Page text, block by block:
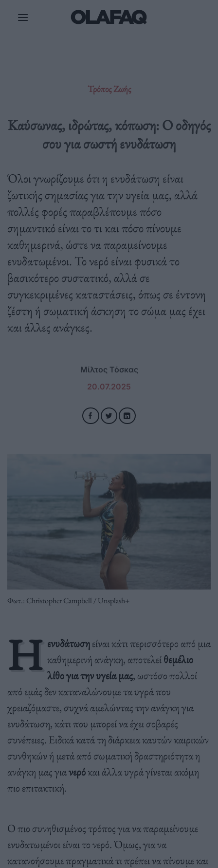
Τρόπος Ζωής
Καύσωνας, ιδρώτας, κόπωση: Ο οδηγός
σου για σωστή ενυδάτωση
Όλοι γνωρίζουμε ότι η ενυδάτωση είναι
ζωτικής σημασίας για την υγεία μας, αλλά
πολλές φορές παραβλέπουμε πόσο
σημαντικό είναι το τι και πόσο πίνουμε
καθημερινά, ώστε να παραμείνουμε
ενυδατωμένοι. Το νερό είναι φυσικά το
βασικότερο συστατικό, αλλά σε
συγκεκριμένες καταστάσεις, όπως σε έντονη
ζέστη ή σωματική άσκηση το σώμα μας έχει
και άλλες ανάγκες.
Μίλτος Τόσκας
20.07.2025
Φωτ.: Christopher Campbell / Unsplash+
Η ενυδάτωσηείναι κάτι περισσότερο από μια
καθημερινή ανάγκη, αποτελείθεμέλιο
λίθο για την υγεία μας, ωστόσοπολλοί
από εμάς δεν καταναλώνουμε τα υγρά που
χρειαζόμαστε, συχνά αμελώντας την ανάγκη για
ενυδάτωση, κάτι που μπορεί να έχει σοβαρές
συνέπειες. Ειδικά κατά τη διάρκεια καυτών καιρικών
συνθηκών ή μετά από σωματική δραστηριότητα η
ανάγκη μας γιανερόκαι άλλα υγρά γίνεται ακόμη
πιο επιτακτική.
Ο πιο συνηθισμένος τρόπος για να παραμείνουμε
ενυδατωμένοι είναι το νερό. Όμως, για να
κατανοήσουμε πραγματικά τι πρέπει να πίνουμε και